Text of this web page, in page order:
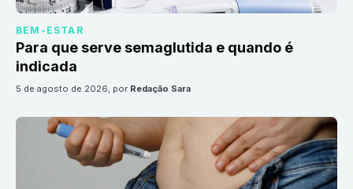
BEM-ESTAR
Para que serve semaglutida e quando é
indicada
5 de agosto de 2026, por Redação Sara